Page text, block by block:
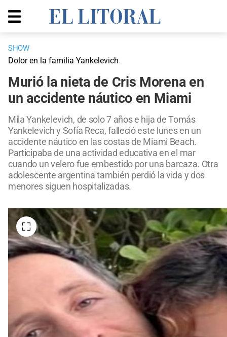
SHOW
Dolor en la familia Yankelevich
Murió la nieta de Cris Morena en
un accidente náutico en Miami
Mila Yankelevich, de solo 7 años e hija de Tomás
Yankelevich y Sofía Reca, falleció este lunes en un
accidente náutico en las costas de Miami Beach.
Participaba de una actividad educativa en el mar
cuando un velero fue embestido por una barcaza. Otra
adolescente argentina también perdió la vida y dos
menores siguen hospitalizadas.